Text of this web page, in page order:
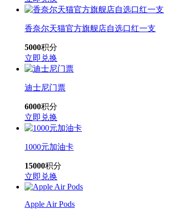
香奈尔天猫官方旗舰店自选口红一支
5000积分
立即兑换
迪士尼门票
6000积分
立即兑换
1000元加油卡
15000积分
立即兑换
Apple Air Pods